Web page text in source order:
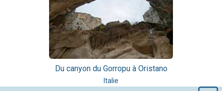
Du canyon du Gorropu à Oristano
Italie